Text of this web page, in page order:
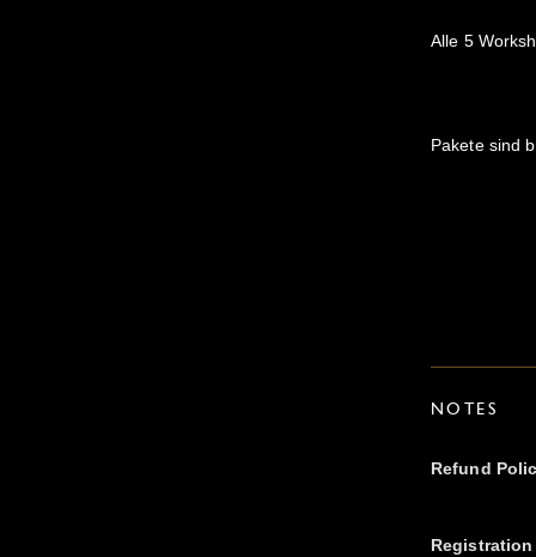
Alle 5
Pakete sind
NOTES
Refund